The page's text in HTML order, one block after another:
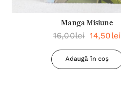
Manga Misiune
16,00lei 14,50lei
Adaugă în coș